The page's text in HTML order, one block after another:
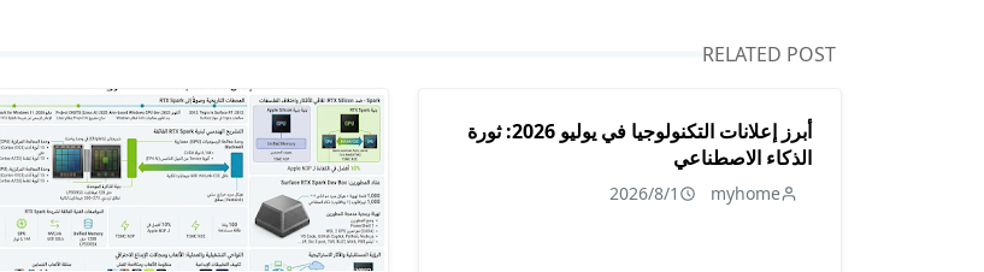
RELATED POST
أبرز إعلانات التكنولوجيا في يوليو 2026: ثورة
الذكاء الاصطناعي
myhome
2026/8/1